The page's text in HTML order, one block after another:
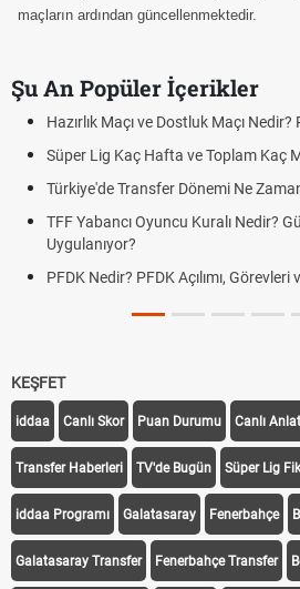
maçların ardından güncellenmektedir.
Şu An Popüler İçerikler
Hazırlık Maçı ve Dostluk Maçı
Süper Lig Kaç Hafta ve Toplam Kaç
Türkiye'de Transfer Dönemi Ne
TFF Yabancı Oyuncu Kuralı Nedir?
Uygulanıyor?
PFDK Nedir? PFDK Açılımı,
KEŞFET
iddaa Canlı Skor Puan Durumu Canlı
Transfer Haberleri TV'de Bugün Süper Lig
iddaa Programı Galatasaray Fenerbahçe
Galatasaray Transfer Fenerbahçe Transfer